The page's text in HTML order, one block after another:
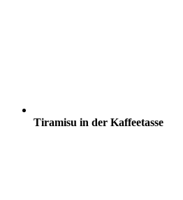
Tiramisu in der Kaffeetasse